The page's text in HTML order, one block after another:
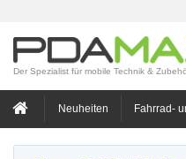
Der Spezialist für mobile Technik &
Neuheiten Fahrrad-